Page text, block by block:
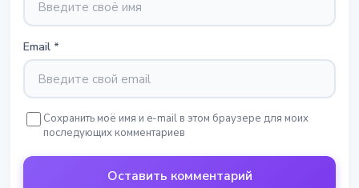
Email *
Сохранить моё имя и e-mail в этом браузере для моих
последующих комментариев
Оставить комментарий